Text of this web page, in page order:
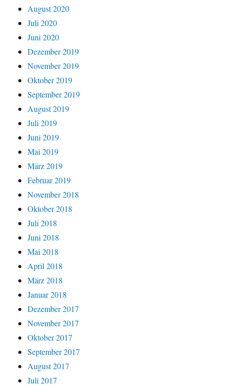
August 2020
Juli 2020
Juni 2020
Dezember 2019
November 2019
Oktober 2019
September 2019
August 2019
Juli 2019
Juni 2019
Mai 2019
März 2019
Februar 2019
November 2018
Oktober 2018
Juli 2018
Juni 2018
Mai 2018
April 2018
März 2018
Januar 2018
Dezember 2017
November 2017
Oktober 2017
September 2017
August 2017
Juli 2017